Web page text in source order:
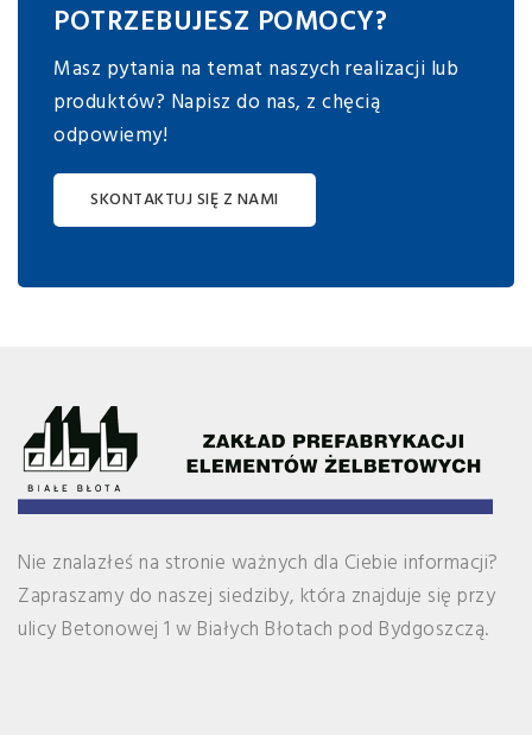
POTRZEBUJESZ POMOCY?
Masz pytania na temat naszych realizacji lub
produktów? Napisz do nas, z chęcią
odpowiemy!
SKONTAKTUJ SIĘ Z NAMI
Nie znalazłeś na stronie ważnych dla Ciebie informacji?
Zapraszamy do naszej siedziby, która znajduje się przy
ulicy Betonowej 1 w Białych Błotach pod Bydgoszczą.